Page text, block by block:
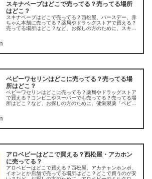
スキナベーブはどこで売ってる？売ってる場所
はどこ？
スキナベーブはどこで売ってる？西松屋、バースデー、赤
ちゃん本舗に売ってる？薬局やドラッグストアで買える？
売ってる場所はどこ？など、お探しの方のために、スキナ
ベビーワセリンはどこに売ってる？売ってる場
所はどこ？
ベビーワセリンはどこに売ってる？薬局やドラッグストア
で買える？コンビニやスーパーでも売ってる？売ってる場
所はどこ？など、お探しの方のために、健栄製薬「ベビー
アロベビーはどこで買える？西松屋・アカホン
に売ってる？
アロベビーはどこで買える？西松屋、アカチャンホンポ、
イオンとか店舗で売ってる場所はどこ？どこで買うのが安